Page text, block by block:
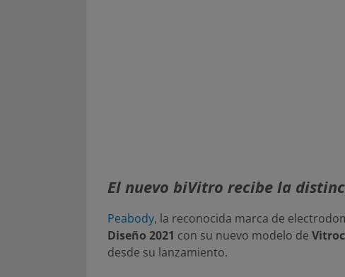
El nuevo biVitro recibe la
Peabody, la reconocida marca de
Diseño 2021 con su nuevo modelo de
desde su lanzamiento.